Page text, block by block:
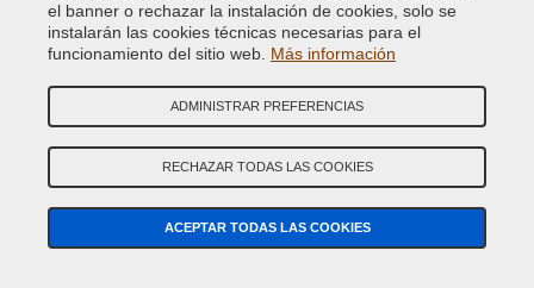
Optimizado para retoques de carrocería, este spray aparejo
el banner o rechazar la instalación de cookies, solo se
instalarán las cookies técnicas necesarias para el
funcionamiento del sitio web. Más información
ADMINISTRAR PREFERENCIAS
RECHAZAR TODAS LAS COOKIES
ACEPTAR TODAS LAS COOKIES